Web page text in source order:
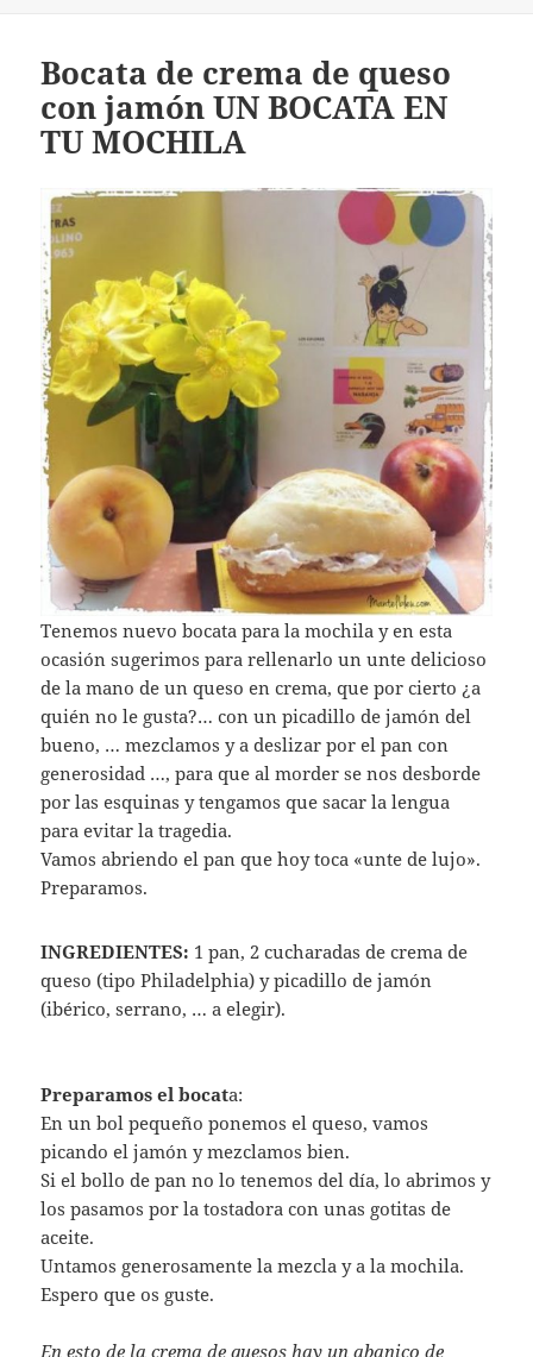
Bocata de crema de queso
con jamón UN BOCATA EN
TU MOCHILA
Tenemos nuevo bocata para la mochila y en esta
ocasión sugerimos para rellenarlo un unte delicioso
de la mano de un queso en crema, que por cierto ¿a
quién no le gusta?… con un picadillo de jamón del
bueno, … mezclamos y a deslizar por el pan con
generosidad …, para que al morder se nos desborde
por las esquinas y tengamos que sacar la lengua
para evitar la tragedia.
Vamos abriendo el pan que hoy toca «unte de lujo».
Preparamos.
INGREDIENTES: 1 pan, 2 cucharadas de crema de
queso (tipo Philadelphia) y picadillo de jamón
(ibérico, serrano, … a elegir).
Preparamos el bocata:
En un bol pequeño ponemos el queso, vamos
picando el jamón y mezclamos bien.
Si el bollo de pan no lo tenemos del día, lo abrimos y
los pasamos por la tostadora con unas gotitas de
aceite.
Untamos generosamente la mezcla y a la mochila.
Espero que os guste.
En esto de la crema de quesos hay un abanico de